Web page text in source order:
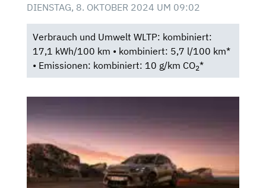
DIENSTAG, 8. OKTOBER 2024 UM 09:02
Verbrauch und Umwelt WLTP: kombiniert:
17,1 kWh/100 km • kombiniert: 5,7 l/100 km*
• Emissionen: kombiniert: 10 g/km CO2*